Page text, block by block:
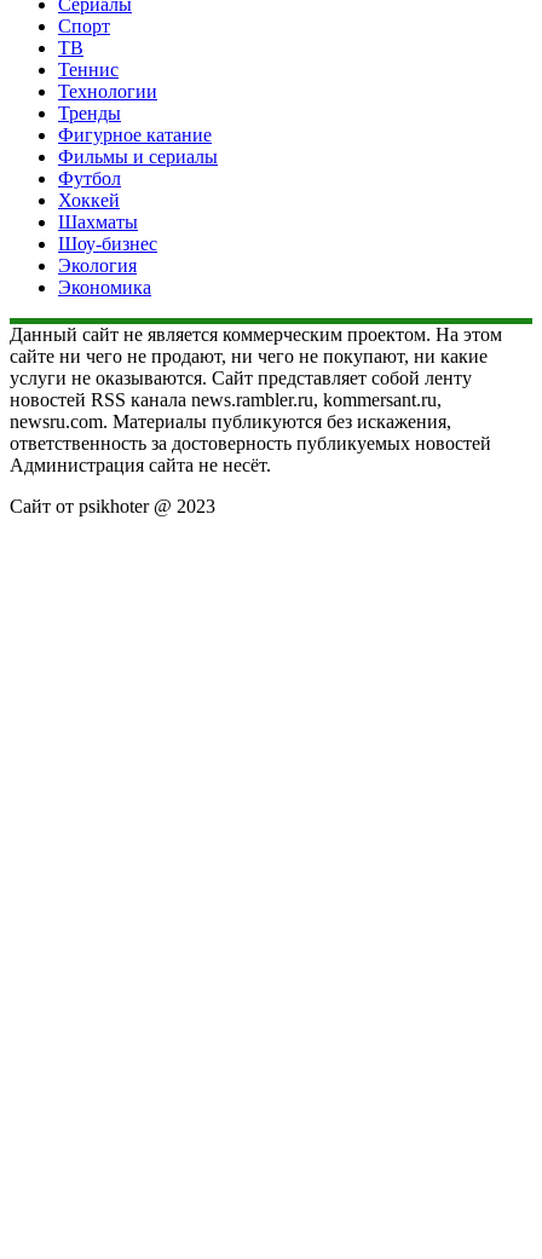
Спорт
ТВ
Теннис
Технологии
Тренды
Фигурное катание
Фильмы и сериалы
Футбол
Хоккей
Шахматы
Шоу-бизнес
Экология
Экономика
Данный сайт не является коммерческим проектом. На этом
сайте ни чего не продают, ни чего не покупают, ни какие
услуги не оказываются. Сайт представляет собой ленту
новостей RSS канала news.rambler.ru, kommersant.ru,
newsru.com. Материалы публикуются без искажения,
ответственность за достоверность публикуемых новостей
Администрация сайта не несёт.
Сайт от psikhoter @ 2023